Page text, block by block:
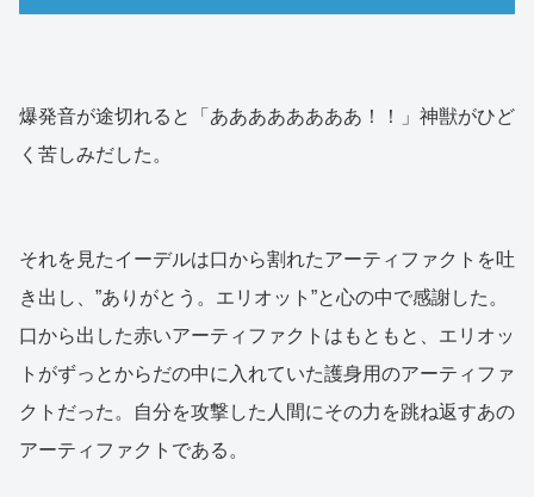
爆発音が途切れると「ああああああああ！！」神獣がひど
く苦しみだした。
それを見たイーデルは口から割れたアーティファクトを吐
き出し、”ありがとう。エリオット”と心の中で感謝した。
口から出した赤いアーティファクトはもともと、エリオッ
トがずっとからだの中に入れていた護身用のアーティファ
クトだった。自分を攻撃した人間にその力を跳ね返すあの
アーティファクトである。